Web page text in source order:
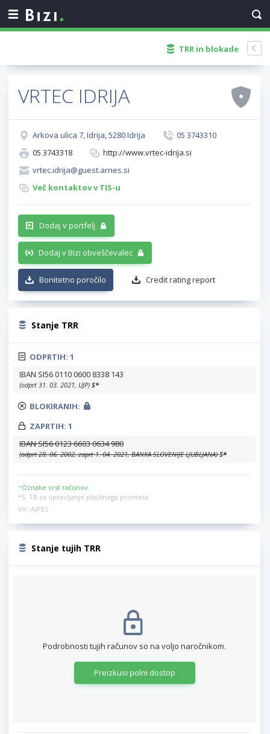
TRR in blokade
VRTEC IDRIJA
Arkova ulica 7, Idrija, 5280 Idrija
05 3743310
05 3743318
http://www.vrtec-idrija.si
vrtec.idrija@guest.arnes.si
Več kontaktov v TIS-u
Dodaj v portfelj
Dodaj v Bizi obveščevalec
Bonitetno poročilo Credit rating report
Stanje TRR
ODPRTIH: 1
IBAN SI56 0110 0600 8338 143
(odprt 31. 03. 2021, UJP) S*
BLOKIRANIH:
ZAPRTIH: 1
IBAN SI56 0123 6603 0634 980
(odprt 28. 06. 2002, zaprt 1. 04. 2021, BANKA SLOVENIJE LJUBLJANA)S*
*Oznake vrst računov:
*S: TR za opravljanje plačilnega prometa
Vir: AJPES
Stanje tujih TRR
Podrobnosti tujih računov so na voljo naročnikom.
Preizkusi polni dostop